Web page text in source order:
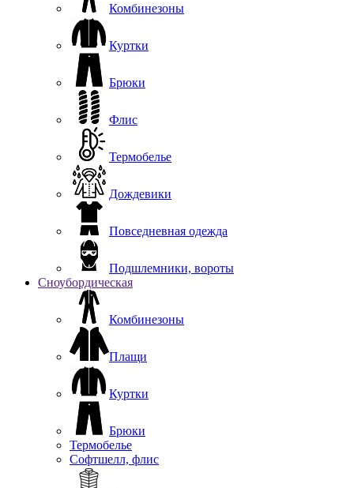
Комбинезоны
Куртки
Брюки
Флис
Термобелье
Дождевики
Повседневная одежда
Подшлемники, вороты
Сноубордическая
Комбинезоны
Плащи
Куртки
Брюки
Термобелье
Софтшелл, флис